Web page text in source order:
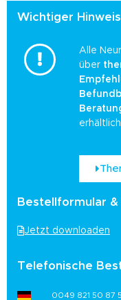
Wichtiger Hinweis
Alle
über
Bestellformular &
Jetzt downloaden
Telefonische
0049 821 50 87